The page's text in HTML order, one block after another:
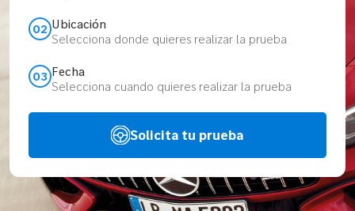
02 Ubicación
Selecciona donde quieres realizar la prueba
03 Fecha
Selecciona cuando quieres realizar la prueba
Solicita tu prueba